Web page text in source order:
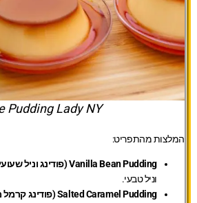
Pudding Lady NY
המלצות מהתפריט:
Vanilla Bean Pudding (פודינג וניל שעועית):
וניל טבעי.
Salted Caramel Pudding (פודינג קרמל מלוח):